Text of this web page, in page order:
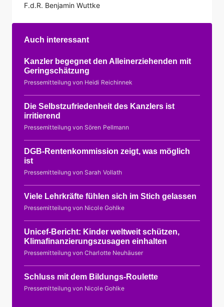
F.d.R. Benjamin Wuttke
Auch interessant
Kanzler begegnet den Alleinerziehenden mit
Geringschätzung
Pressemitteilung von Heidi Reichinnek
Die Selbstzufriedenheit des Kanzlers ist
irritierend
Pressemitteilung von Sören Pellmann
DGB-Rentenkommission zeigt, was möglich
ist
Pressemitteilung von Sarah Vollath
Viele Lehrkräfte fühlen sich im Stich gelassen
Pressemitteilung von Nicole Gohlke
Unicef-Bericht: Kinder weltweit schützen,
Klimafinanzierungszusagen einhalten
Pressemitteilung von Charlotte Neuhäuser
Schluss mit dem Bildungs-Roulette
Pressemitteilung von Nicole Gohlke